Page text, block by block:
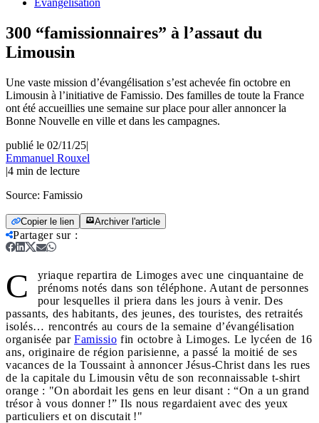
Évangélisation
300 “famissionnaires” à l’assaut du
Limousin
Une vaste mission d’évangélisation s’est achevée fin octobre en
Limousin à l’initiative de Famissio. Des familles de toute la France
ont été accueillies une semaine sur place pour aller annoncer la
Bonne Nouvelle en ville et dans les campagnes.
publié le 02/11/25|
Emmanuel Rouxel
|4 min de lecture
Source: Famissio
Copier le lien Archiver l'article
Partager sur:
C
yriaque repartira de Limoges avec une cinquantaine de
prénoms notés dans son téléphone. Autant de personnes
pour lesquelles il priera dans les jours à venir. Des
passants, des habitants, des jeunes, des touristes, des retraités
isolés… rencontrés au cours de la semaine d’évangélisation
organisée par Famissio fin octobre à Limoges. Le lycéen de 16
ans, originaire de région parisienne, a passé la moitié de ses
vacances de la Toussaint à annoncer Jésus-Christ dans les rues
de la capitale du Limousin vêtu de son reconnaissable t-shirt
orange : "On abordait les gens en leur disant : “On a un grand
trésor à vous donner !” Ils nous regardaient avec des yeux
particuliers et on discutait !"